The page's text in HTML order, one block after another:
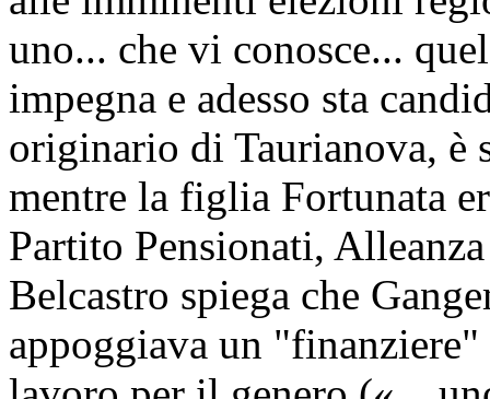
uno... che vi conosce...
impegna e adesso sta
originario di Taurianova, è
mentre la figlia Fortunata
Partito Pensionati,
Belcastro spiega che
appoggiava un